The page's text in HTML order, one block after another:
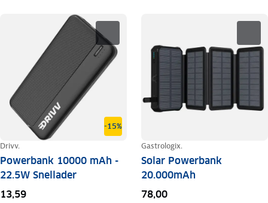
-15%
Drivv.
Powerbank 10000 mAh -
22.5W Snellader
13,59
Gastrologix.
Solar Powerbank
20.000mAh
78,00